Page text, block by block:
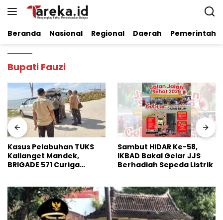
Beranda Nasional Regional Daerah
Bupati Fauzi
Sambut HIDAR Ke-58,
IKBAD Bakal Gelar JJS
Berhadiah Sepeda Listrik
Dinilai Perkuat Stabilitas
Pangan Nasional, Badko
HMI Jatim Apresiasi